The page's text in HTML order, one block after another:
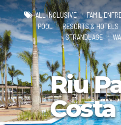
ALL INCLUSIVE
POOL
RESORTS & HOTELS
STRANDLAGE
Riu